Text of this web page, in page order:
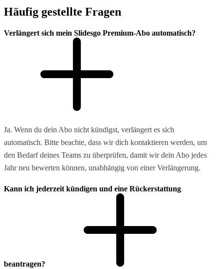
Häufig gestellte Fragen
Verlängert sich mein Slidesgo Premium-Abo automatisch?
Ja. Wenn du dein Abo nicht kündigst, verlängert es sich
automatisch. Bitte beachte, dass wir dich kontaktieren werden, um
den Bedarf deines Teams zu überprüfen, damit wir dein Abo jedes
Jahr neu bewerten können, unabhängig von einer Verlängerung.
Kann ich jederzeit kündigen und eine Rückerstattung
beantragen?